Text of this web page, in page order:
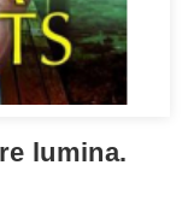
lumina.